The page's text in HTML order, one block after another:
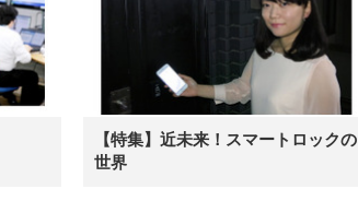
【特集】近未来！スマートロックの
世界